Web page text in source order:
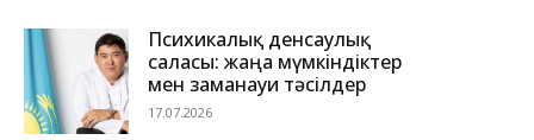
Психикалық денсаулық
саласы: жаңа мүмкіндіктер
мен заманауи тәсілдер
17.07.2026